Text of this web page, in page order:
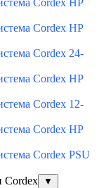
Cordex HP
Cordex HP
Cordex 24-
Cordex HP
Cordex 12-
Cordex HP
Cordex PSU
Cordex
▼